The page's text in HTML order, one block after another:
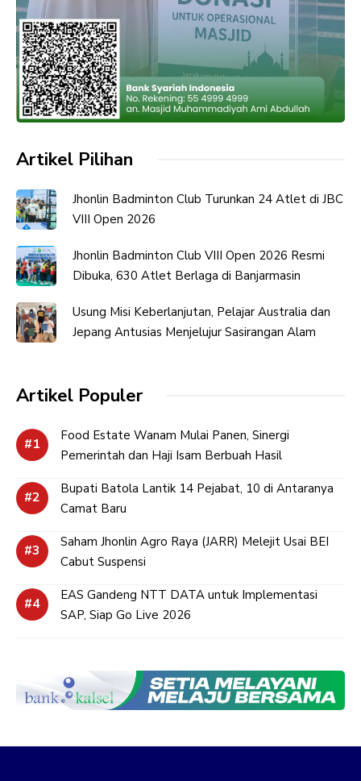
Artikel Pilihan
Jhonlin Badminton Club Turunkan 24 Atlet di JBC
VIII Open 2026
Jhonlin Badminton Club VIII Open 2026 Resmi
Dibuka, 630 Atlet Berlaga di Banjarmasin
Usung Misi Keberlanjutan, Pelajar Australia dan
Jepang Antusias Menjelujur Sasirangan Alam
Artikel Populer
Food Estate Wanam Mulai Panen, Sinergi
Pemerintah dan Haji Isam Berbuah Hasil
Bupati Batola Lantik 14 Pejabat, 10 di Antaranya
Camat Baru
Saham Jhonlin Agro Raya (JARR) Melejit Usai BEI
Cabut Suspensi
EAS Gandeng NTT DATA untuk Implementasi
SAP, Siap Go Live 2026